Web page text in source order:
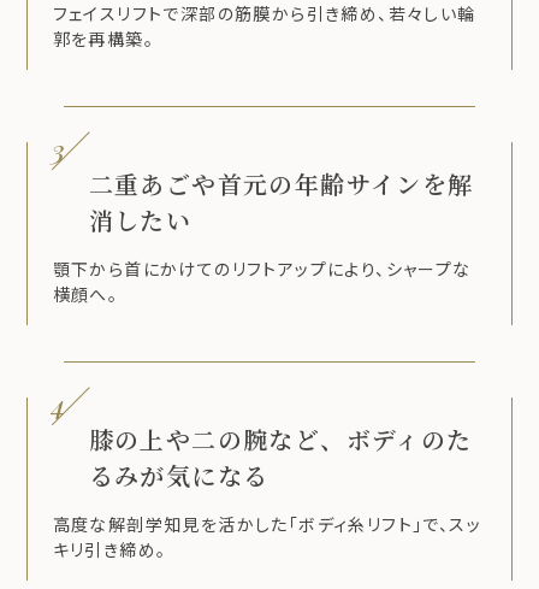
フェイスリフトで深部の筋膜から引き締め、若々しい輪
郭を再構築。
3
二重あごや首元の年齢サインを解
消したい
顎下から首にかけてのリフトアップにより、シャープな
横顔へ。
4
膝の上や二の腕など、ボディのた
るみが気になる
高度な解剖学知見を活かした「ボディ糸リフト」で、スッ
キリ引き締め。